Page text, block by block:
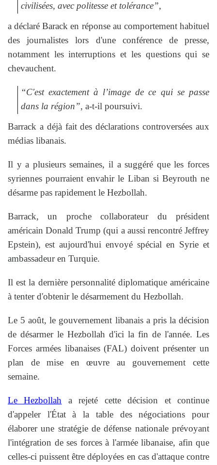
civilisées, avec politesse et tolérance”,
a déclaré Barack en réponse au comportement habituel
des journalistes lors d'une conférence de presse,
notamment les interruptions et les questions qui se
chevauchent.
“C'est exactement à l’image de ce qui se passe
dans la région”, a-t-il poursuivi.
Barrack a déjà fait des déclarations controversées aux
médias libanais.
Il y a plusieurs semaines, il a suggéré que les forces
syriennes pourraient envahir le Liban si Beyrouth ne
désarme pas rapidement le Hezbollah.
Barrack, un proche collaborateur du président
américain Donald Trump (qui a aussi rencontré Jeffrey
Epstein), est aujourd'hui envoyé spécial en Syrie et
ambassadeur en Turquie.
Il est la dernière personnalité diplomatique américaine
à tenter d'obtenir le désarmement du Hezbollah.
Le 5 août, le gouvernement libanais a pris la décision
de désarmer le Hezbollah d'ici la fin de l'année. Les
Forces armées libanaises (FAL) doivent présenter un
plan de mise en œuvre au gouvernement cette
semaine.
Le Hezbollah a rejeté cette décision et continue
d'appeler l'État à la table des négociations pour
élaborer une stratégie de défense nationale prévoyant
l'intégration de ses forces à l'armée libanaise, afin que
celles-ci puissent être déployées en cas d'attaque contre